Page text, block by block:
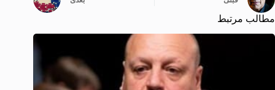
مطالب مرتبط